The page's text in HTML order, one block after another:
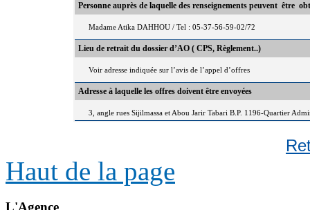
Personne auprès de laquelle des renseignements peuvent être
Madame Atika DAHHOU / Tel : 05-37-56-59-02/72
Lieu de retrait du dossier d’AO ( CPS, Règlement..)
Voir adresse indiquée sur l’avis de l’appel d’offres
Adresse à laquelle les offres doivent être envoyées
3, angle rues Sijilmassa et Abou Jarir Tabari B.P. 1196-Quartier
Haut de la page
L'Agence